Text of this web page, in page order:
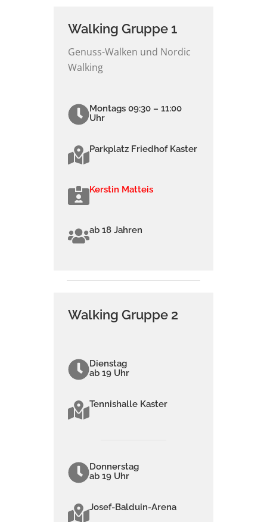
Walking Gruppe 1
Genuss-Walken und Nordic
Walking
Montags 09:30 – 11:00
Uhr
Parkplatz Friedhof Kaster
Kerstin Matteis
ab 18 Jahren
Walking Gruppe 2
Dienstag
ab 19 Uhr
Tennishalle Kaster
Donnerstag
ab 19 Uhr
Josef-Balduin-Arena